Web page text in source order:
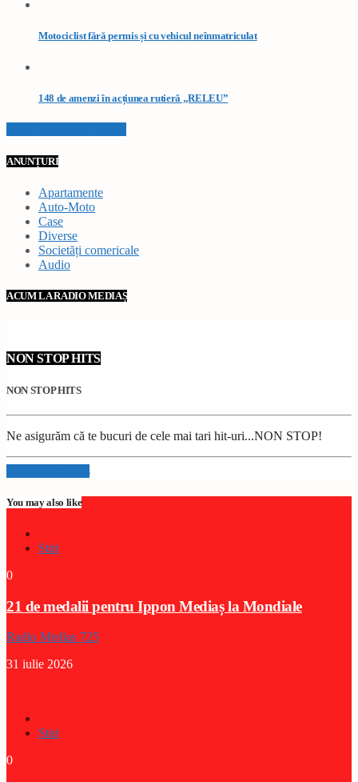
Motociclist fără permis și cu vehicul neînmatriculat
148 de amenzi în acțiunea rutieră „RELEU”
ANUNȚURI
Apartamente
Auto-Moto
Case
Diverse
Societăți comericale
Audio
ACUM LA RADIO MEDIAȘ
NON STOP HITS
NON STOP HITS
Ne asigurăm că te bucuri de cele mai tari hit-uri...NON STOP!
Info and episodes
You may also like
Stiri
0
21 de medalii pentru Ippon Mediaș la Mondiale
Radio Medias 725
31 iulie 2026
Stiri
0